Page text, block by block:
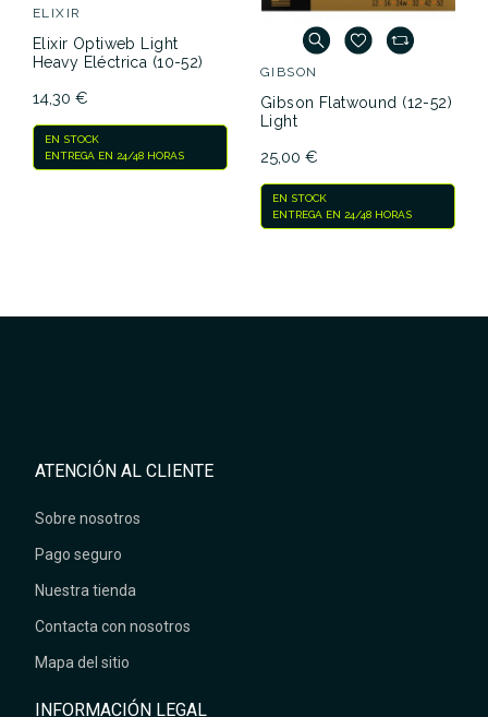
ELIXIR
Elixir Optiweb Light
Heavy Eléctrica (10-52)
14,30 €
EN STOCK
ENTREGA EN 24/48 HORAS
GIBSON
Gibson Flatwound (12-52)
Light
25,00 €
EN STOCK
ENTREGA EN 24/48 HORAS
ATENCIÓN AL CLIENTE
Sobre nosotros
Pago seguro
Nuestra tienda
Contacta con nosotros
Mapa del sitio
INFORMACIÓN LEGAL